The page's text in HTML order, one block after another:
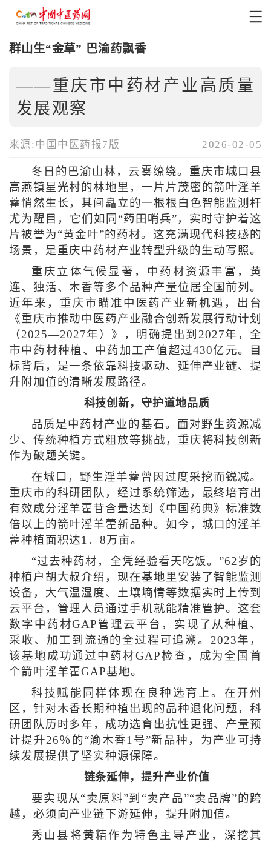
群山生“金草” 巴渝药飘香
——重庆市中药材产业高质量
发展观察
来源:中国中医药报7版 2026-02-05
冬日的巴渝山林，云雾缭绕。重庆市城口县
高燕镇星光村的林地里，一片片茂密的箭叶淫羊
藿悄然生长，其间矗立的一根根白色智能监测杆
尤为醒目，它们如同“药田哨兵”，实时守护着这
片被誉为“黄金叶”的药材。这充满现代科技感的
场景，是重庆中药材产业转型升级的生动写照。
重庆立体气候显著，中药材资源丰富，黄
连、独活、木香等多个品种产量位居全国前列。
近年来，重庆市瞄准中医药产业新机遇，出台
《重庆市推动中医药产业融合创新发展行动计划
（2025—2027年）》，明确提出到2027年，全
市中药材种植、中药加工产值超过430亿元。目
标背后，是一条依靠科技驱动、延伸产业链、提
升附加值的清晰发展路径。
科技创新，守护道地品质
品质是中药材产业的基石。面对野生资源减
少、传统种植方式粗放等挑战，重庆将科技创新
作为破题关键。
在城口，野生淫羊藿曾因过度采挖而锐减。
重庆市的科研团队，经过系统筛选，最终培育出
有效成分淫羊藿苷含量达到《中国药典》标准数
倍以上的箭叶淫羊藿新品种。如今，城口的淫羊
藿种植面积达1．8万亩。
“过去种药材，全凭经验看天吃饭。”62岁的
种植户胡大叔介绍，现在基地里安装了智能监测
设备，大气温湿度、土壤墒情等数据实时上传到
云平台，管理人员通过手机就能精准管护。这套
数字中药材GAP管理云平台，实现了从种植、
采收、加工到流通的全过程可追溯。2023年，
该基地成功通过中药材GAP检查，成为全国首
个箭叶淫羊藿GAP基地。
科技赋能同样体现在良种选育上。在开州
区，针对木香长期种植出现的品种退化问题，科
研团队历时多年，成功选育出抗性更强、产量预
计提升26％的“渝木香1号”新品种，为产业可持
续发展提供了坚实种源保障。
链条延伸，提升产业价值
要实现从“卖原料”到“卖产品”“卖品牌”的跨
越，必须向产业链下游延伸，提升附加值。
秀山县将黄精作为特色主导产业，深挖其